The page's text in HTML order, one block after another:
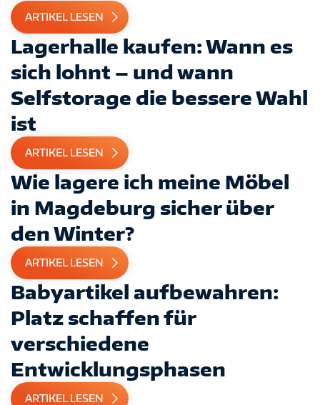
ARTIKEL LESEN
Lagerhalle kaufen: Wann es
sich lohnt – und wann
Selfstorage die bessere Wahl
ist
ARTIKEL LESEN
Wie lagere ich meine Möbel
in Magdeburg sicher über
den Winter?
ARTIKEL LESEN
Babyartikel aufbewahren:
Platz schaffen für
verschiedene
Entwicklungsphasen
ARTIKEL LESEN